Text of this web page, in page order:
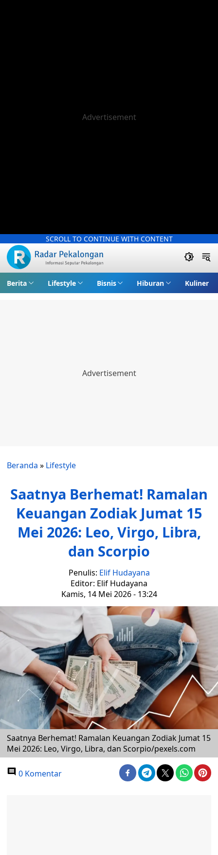
SCROLL TO CONTINUE WITH CONTENT
Berita Lifestyle Bisnis Hiburan Kuliner
Beranda » Lifestyle
Saatnya Berhemat! Ramalan
Keuangan Zodiak Jumat 15
Mei 2026: Leo, Virgo, Libra,
dan Scorpio
Penulis: Elif Hudayana
Editor: Elif Hudayana
Kamis, 14 Mei 2026 - 13:24
Saatnya Berhemat! Ramalan Keuangan Zodiak Jumat 15
Mei 2026: Leo, Virgo, Libra, dan Scorpio/pexels.com
0 Komentar